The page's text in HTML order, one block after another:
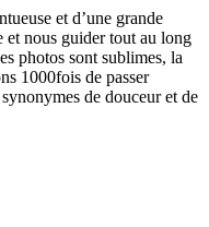
et d’une grande
et nous guider tout au long
photos sont sublimes, la
1000fois de passer
de douceur et de